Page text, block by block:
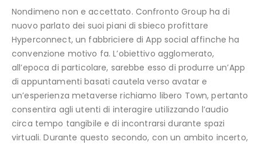
Nondimeno non e accettato. Confronto Group ha di
nuovo parlato dei suoi piani di sbieco profittare
Hyperconnect, un fabbriciere di App social affinche ha
convenzione motivo fa. L’obiettivo agglomerato,
all’epoca di particolare, sarebbe esso di produrre un’App
di appuntamenti basati cautela verso avatar e
un’esperienza metaverse richiamo libero Town, pertanto
consentira agli utenti di interagire utilizzando l’audio
circa tempo tangibile e di incontrarsi durante spazi
virtuali. Durante questo secondo, con un ambito incerto,